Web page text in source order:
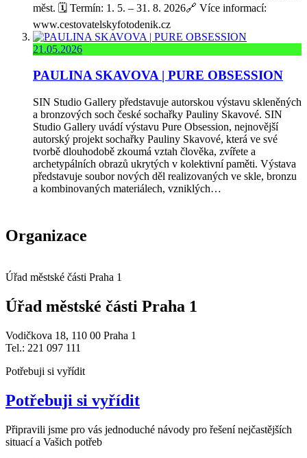
měst. 🗓️ Termín: 1. 5. – 31. 8. 2026🔗 Více informací:
www.cestovatelskyfotodenik.cz
21.05.2026
PAULINA SKAVOVA | PURE OBSESSION
SIN Studio Gallery představuje autorskou výstavu skleněných
a bronzových soch české sochařky Pauliny Skavové. SIN
Studio Gallery uvádí výstavu Pure Obsession, nejnovější
autorský projekt sochařky Pauliny Skavové, která ve své
tvorbě dlouhodobě zkoumá vztah člověka, zvířete a
archetypálních obrazů ukrytých v kolektivní paměti. Výstava
představuje soubor nových děl realizovaných ve skle, bronzu
a kombinovaných materiálech, vzniklých…
Organizace
Úřad městské části Praha 1
Úřad městské části Praha 1
Vodičkova 18, 110 00 Praha 1
Tel.: 221 097 111
Potřebuji si vyřídit
Potřebuji si vyřídit
Připravili jsme pro vás jednoduché návody pro řešení nejčastějších
situací a Vašich potřeb